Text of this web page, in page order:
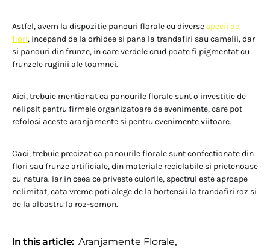
Astfel, avem la dispozitie panouri florale cu diverse specii de
flori, incepand de la orhidee si pana la trandafiri sau camelii, dar
si panouri din frunze, in care verdele crud poate fi pigmentat cu
frunzele ruginii ale toamnei.
Aici, trebuie mentionat ca panourile florale sunt o investitie de
nelipsit pentru firmele organizatoare de evenimente, care pot
refolosi aceste aranjamente si pentru evenimente viitoare.
Caci, trebuie precizat ca panourile florale sunt confectionate din
flori sau frunze artificiale, din materiale reciclabile si prietenoase
cu natura. Iar in ceea ce priveste culorile, spectrul este aproape
nelimitat, cata vreme poti alege de la hortensii la trandafiri roz si
de la albastru la roz-somon.
In this article: Aranjamente Florale,